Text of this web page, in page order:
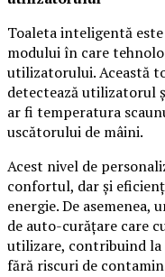
Toaleta inteligentă
modului în care
utilizatorului. Această
detectează utilizatorul
ar fi temperatura
uscătorului de mâini.
Acest nivel de
confortul, dar și
energie. De
de auto-curățare care
utilizare, contribuind la
fără riscuri de